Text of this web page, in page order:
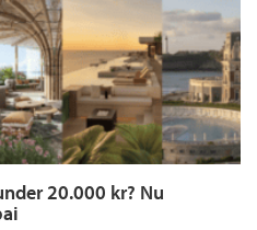
20.000 kr? Nu